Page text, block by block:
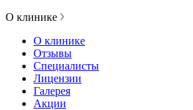
О клинике
О клинике
Отзывы
Специалисты
Лицензии
Галерея
Акции